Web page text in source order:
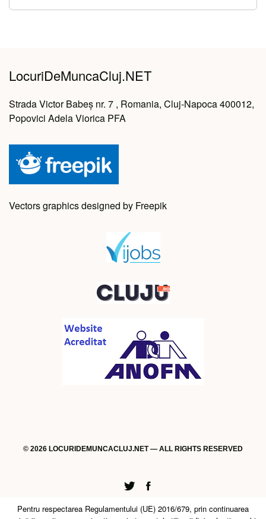
LocuriDeMuncaCluj.NET
Strada Victor Babeș nr. 7 , Romania, Cluj-Napoca 400012,
Popovici Adela Viorica PFA
Vectors graphics designed by Freepik
© 2026 LOCURIDEMUNCACLUJ.NET — ALL RIGHTS RESERVED
Twitter
Facebook
Pentru respectarea Regulamentului (UE) 2016/679, prin continuarea